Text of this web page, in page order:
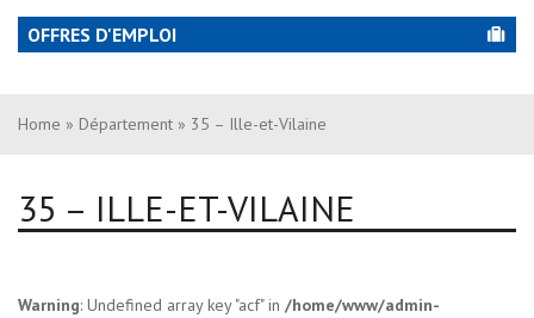
OFFRES D'EMPLOI
Home » Département » 35 – Ille-et-Vilaine
35 – ILLE-ET-VILAINE
Warning: Undefined array key "acf" in /home/www/admin-